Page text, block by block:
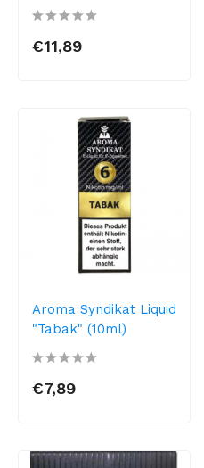
€11,89
Aroma Syndikat Liquid
"Tabak" (10ml)
€7,89